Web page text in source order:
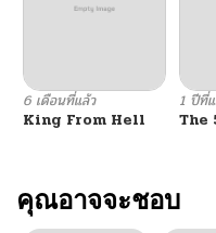
6 เดือนที่แล้ว
King From Hell
1 ปีที่
The
คุณอาจจะชอบ